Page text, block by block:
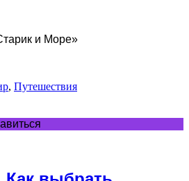
и Море»
, Путешествия